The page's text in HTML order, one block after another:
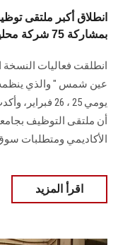
بمشاركة 75 شركة محلية وعالمية
انطلقت فعاليات النسخة
عين شمس " والذي
يومي 25 ، 26
أن ملتقى التوظيف
الأكاديمي ومتطلبات
اقرأ المزيد